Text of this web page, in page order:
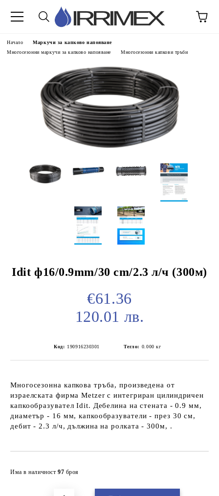
Начало
Маркучи за капково напояване
Многосезонни маркучи за капково напояване
Многосезонни капкови тръби
Idit ф16/0.9mm/30 cm/2.3 л/ч (300м)
€61.36
120.01 лв.
Код: 190916230301 Тегло: 0.000 кг
Многосезонна капкова тръба, произведена от
израелската фирма Metzer с интегриран цилиндричен
капкообразувател Idit. Дебелина на стената - 0.9 мм,
диаметър - 16 мм, капкообразуватели - през 30 см,
дебит - 2.3 л/ч, дължина на ролката - 300м, .
Има в наличност 97 броя